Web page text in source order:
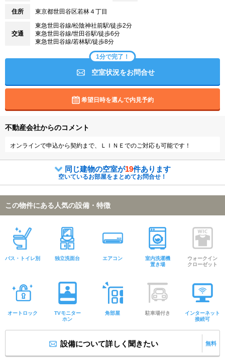
住所 東京都世田谷区若林４丁目
交通
東急世田谷線/松陰神社前駅/徒歩2分
東急世田谷線/世田谷駅/徒歩6分
東急世田谷線/若林駅/徒歩8分
1分で完了！
空室状況をお問合せ
希望日時を選んで内見予約
不動産会社からのコメント
オンラインで申込から契約まで、ＬＩＮＥでのご対応も可能です！
同じ建物の空室が19件あります
空いているお部屋をまとめてお問合せ！
この物件にある人気の設備・特徴
バス・トイレ別 独立洗面台 エアコン
室内洗濯機
置き場
ウォークイン
クローゼット
オートロック
TVモニター
ホン
角部屋 駐車場付き
インターネット
接続可
設備について詳しく聞きたい 無料